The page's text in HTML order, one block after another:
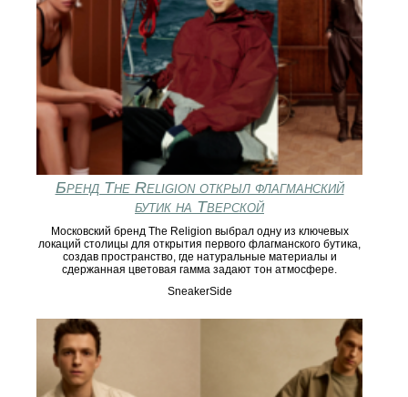
Бренд The Religion открыл флагманский
бутик на Тверской
Московский бренд The Religion выбрал одну из ключевых
локаций столицы для открытия первого флагманского бутика,
создав пространство, где натуральные материалы и
сдержанная цветовая гамма задают тон атмосфере.
SneakerSide